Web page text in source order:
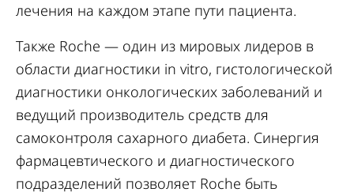
лечения на каждом этапе пути пациента.
Также Roche — один из мировых лидеров в
области диагностики in vitro, гистологической
диагностики онкологических заболеваний и
ведущий производитель средств для
самоконтроля сахарного диабета. Синергия
фармацевтического и диагностического
подразделений позволяет Roche быть